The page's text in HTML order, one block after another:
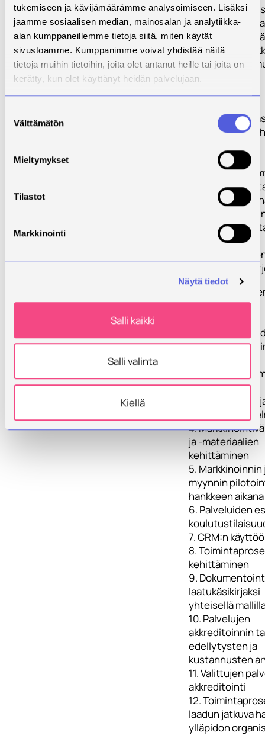
tukemiseen ja kävijämäärämme analysoimiseen. Lisäksi
jaamme sosiaalisen median, mainosalan ja analytiikka-
alan kumppaneillemme tietoja siitä, miten käytät
sivustoamme. Kumppanimme voivat yhdistää näitä
tietoja muihin tietoihin, joita olet antanut heille tai joita on
kerätty, kun olet käyttänyt heidän palvelujaan.
valinta
Välttämätön
Mieltymykset
Tilastot
Markkinointi
Näytä tiedot
Salli kaikki
Salli valinta
Kiellä
Pohjois-Savossa
kohtalaisen
palvelujen
keskuudessa,
lähialueen sekä
potentiaaliset
tuntevat melko
Savoniassa on
todettu olevan
kehittää ja
palvelujen
laatua sekä
palveluille
osittain
Hankkeen
ovat:
1.
2.
palveluille
3. Markkinointi-
4.
ja -materiaalien
kehittäminen
5. Markkinoinnin
myynnin
hankkeen aikana
6. Palveluiden
7. CRM:n
8.
kehittäminen
9.
laatukäsikirjaksi
yhteisellä
10. Palvelujen
akkreditoinnin
edellytysten ja
kustannusten
11. Valittujen
akkreditointi
12.
laadun jatkuva
ylläpidon